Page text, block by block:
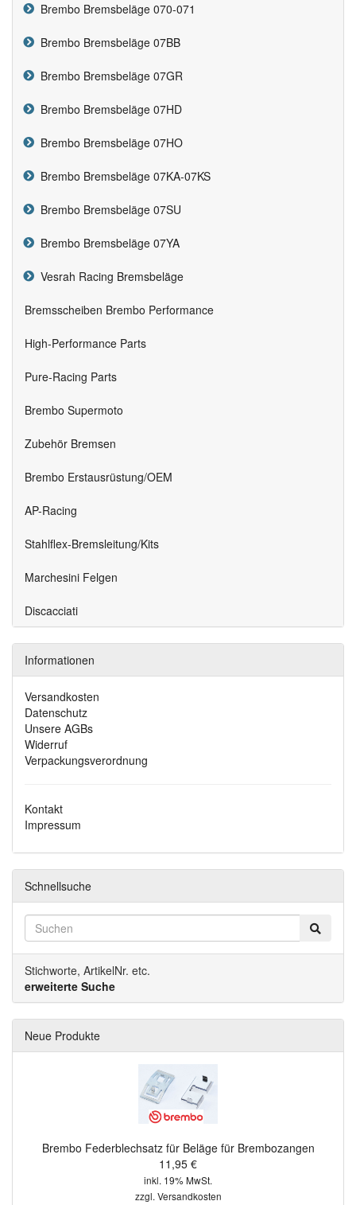
Brembo Bremsbeläge 070-071
Brembo Bremsbeläge 07BB
Brembo Bremsbeläge 07GR
Brembo Bremsbeläge 07HD
Brembo Bremsbeläge 07HO
Brembo Bremsbeläge 07KA-07KS
Brembo Bremsbeläge 07SU
Brembo Bremsbeläge 07YA
Vesrah Racing Bremsbeläge
Bremsscheiben Brembo Performance
High-Performance Parts
Pure-Racing Parts
Brembo Supermoto
Zubehör Bremsen
Brembo Erstausrüstung/OEM
AP-Racing
Stahlflex-Bremsleitung/Kits
Marchesini Felgen
Discacciati
Informationen
Versandkosten
Datenschutz
Unsere AGBs
Widerruf
Verpackungsverordnung
Kontakt
Impressum
Schnellsuche
Stichworte, ArtikelNr. etc.
erweiterte Suche
Neue Produkte
Brembo Federblechsatz für Beläge für Brembozangen
11,95 €
inkl. 19% MwSt.
zzgl. Versandkosten